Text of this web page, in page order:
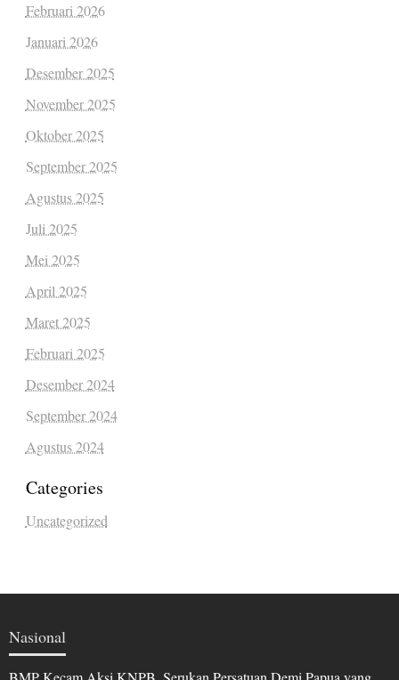
Februari 2026
Januari 2026
Desember 2025
November 2025
Oktober 2025
September 2025
Agustus 2025
Juli 2025
Mei 2025
April 2025
Maret 2025
Februari 2025
Desember 2024
September 2024
Agustus 2024
Categories
Uncategorized
Nasional